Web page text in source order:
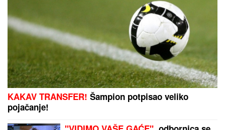
KAKAV TRANSFER! Šampion potpisao veliko
pojačanje!